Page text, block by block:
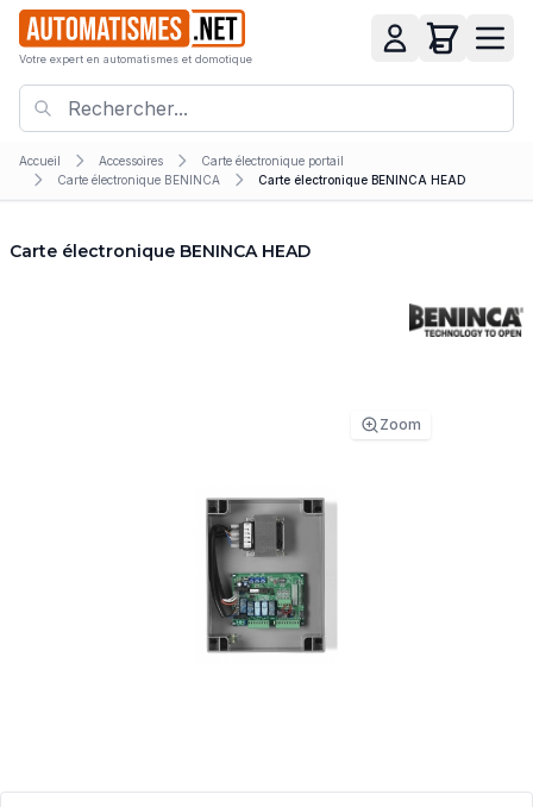
Votre expert en automatismes et domotique
Accueil Accessoires
Carte électronique portail
Carte électronique BENINCA
Carte électronique BENINCA HEAD
Carte électronique BENINCA HEAD
Zoom